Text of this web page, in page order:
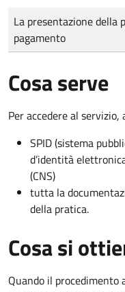
Tipo di pagamento
Importo
La presentazione della
pagamento
Cosa serve
Per accedere al
SPID (sistema
d’identità
(CNS)
tutta la
della pratica.
Cosa si
Quando il